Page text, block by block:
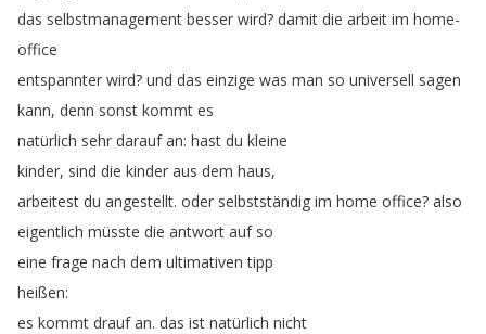
das selbstmanagement besser wird? damit die arbeit im home-
office
entspannter wird? und das einzige was man so universell sagen
kann, denn sonst kommt es
natürlich sehr darauf an: hast du kleine
kinder, sind die kinder aus dem haus,
arbeitest du angestellt. oder selbstständig im home office? also
eigentlich müsste die antwort auf so
eine frage nach dem ultimativen tipp
heißen:
es kommt drauf an. das ist natürlich nicht